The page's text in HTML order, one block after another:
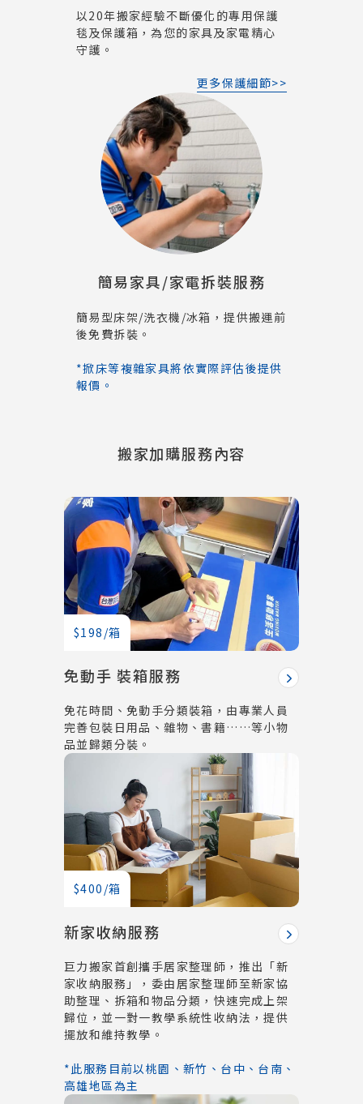
以20年搬家經驗不斷優化的專用保護
毯及保護箱，為您的家具及家電精心
守護。
更多保護細節>>
簡易家具/家電拆裝服務
簡易型床架/洗衣機/冰箱，提供搬運前
後免費拆裝。
*掀床等複雜家具將依實際評估後提供
報價。
搬家加購服務內容
$198/箱
免動手 裝箱服務
免花時間、免動手分類裝箱，由專業人員
完善包裝日用品、雜物、書籍……等小物
品並歸類分裝。
$400/箱
新家收納服務
巨力搬家首創攜手居家整理師，推出「新
家收納服務」，委由居家整理師至新家協
助整理、拆箱和物品分類，快速完成上架
歸位，並一對一教學系統性收納法，提供
擺放和維持教學。
*此服務目前以桃園、新竹、台中、台南、
高雄地區為主